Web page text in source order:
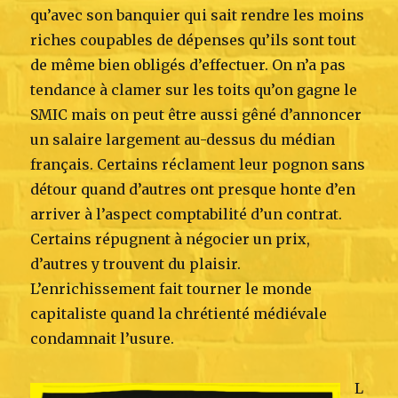
qu’avec son banquier qui sait rendre les moins
riches coupables de dépenses qu’ils sont tout
de même bien obligés d’effectuer. On n’a pas
tendance à clamer sur les toits qu’on gagne le
SMIC mais on peut être aussi gêné d’annoncer
un salaire largement au-dessus du médian
français. Certains réclament leur pognon sans
détour quand d’autres ont presque honte d’en
arriver à l’aspect comptabilité d’un contrat.
Certains répugnent à négocier un prix,
d’autres y trouvent du plaisir.
L’enrichissement fait tourner le monde
capitaliste quand la chrétienté médiévale
condamnait l’usure.
L